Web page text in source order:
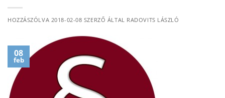
HOZZÁSZÓLVA 2018-02-08 SZERZŐ ÁLTAL RADOVITS LÁSZLÓ
08
feb